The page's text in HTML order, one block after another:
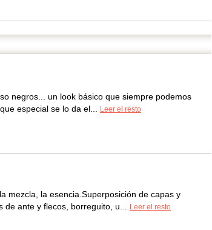
negros... un look básico que siempre podemos
especial se lo da el...
Leer el resto
mezcla, la esencia.Superposición de capas y
ante y flecos, borreguito, u...
Leer el resto